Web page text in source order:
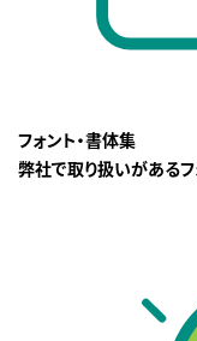
フォント・書体集
弊社で取り扱いがある